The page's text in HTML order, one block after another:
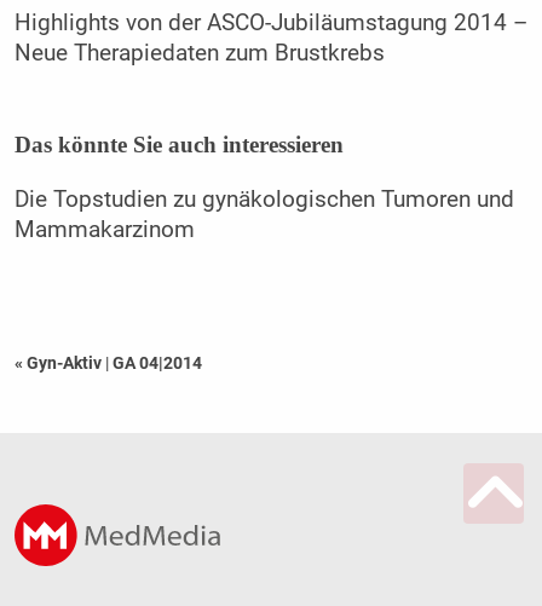
Highlights von der ASCO-Jubiläumstagung 2014 –
Neue Therapiedaten zum Brustkrebs
Das könnte Sie auch interessieren
Die Topstudien zu gynäkologischen Tumoren und
Mammakarzinom
« Gyn-Aktiv |GA 04|2014